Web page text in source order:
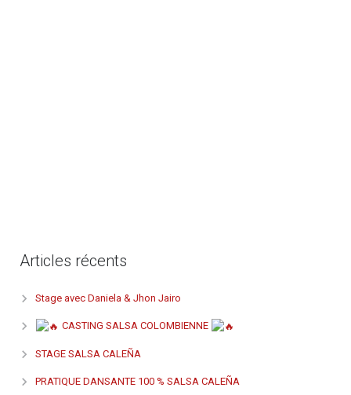
Articles récents
Stage avec Daniela & Jhon Jairo
CASTING SALSA COLOMBIENNE
STAGE SALSA CALEÑA
PRATIQUE DANSANTE 100 % SALSA CALEÑA